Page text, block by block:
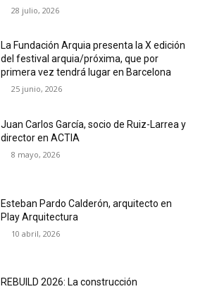
28 julio, 2026
La Fundación Arquia presenta la X edición
del festival arquia/próxima, que por
primera vez tendrá lugar en Barcelona
25 junio, 2026
Juan Carlos García, socio de Ruiz-Larrea y
director en ACTIA
8 mayo, 2026
Esteban Pardo Calderón, arquitecto en
Play Arquitectura
10 abril, 2026
REBUILD 2026: La construcción